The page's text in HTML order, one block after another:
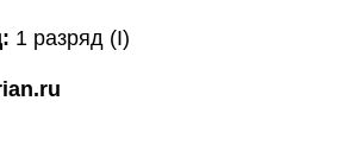
1 разряд (I)